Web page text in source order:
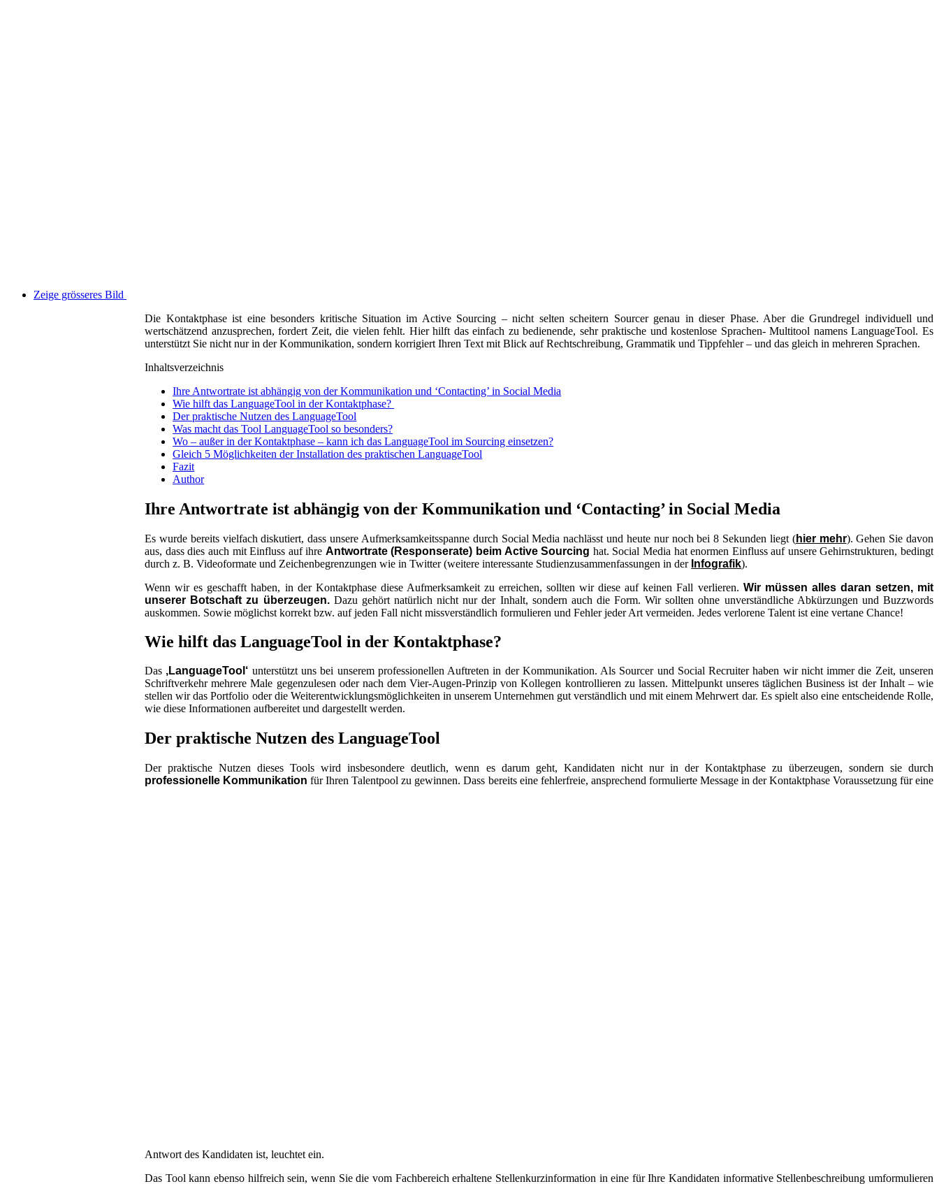
Zeige grösseres Bild
Die Kontaktphase ist eine besonders kritische Situation im Active Sourcing – nicht selten scheitern Sourcer genau in dieser Phase. Aber die Grundregel individuell und
wertschätzend anzusprechen, fordert Zeit, die vielen fehlt. Hier hilft das einfach zu bedienende, sehr praktische und kostenlose Sprachen- Multitool namens LanguageTool. Es
unterstützt Sie nicht nur in der Kommunikation, sondern korrigiert Ihren Text mit Blick auf Rechtschreibung, Grammatik und Tippfehler – und das gleich in mehreren Sprachen.
Inhaltsverzeichnis
Ihre Antwortrate ist abhängig von der Kommunikation und ‘Contacting’ in Social Media
Wie hilft das LanguageTool in der Kontaktphase?
Der praktische Nutzen des LanguageTool
Was macht das Tool LanguageTool so besonders?
Wo – außer in der Kontaktphase – kann ich das LanguageTool im Sourcing einsetzen?
Gleich 5 Möglichkeiten der Installation des praktischen LanguageTool
Fazit
Author
Ihre Antwortrate ist abhängig von der Kommunikation und ‘Contacting’ in Social Media
Es wurde bereits vielfach diskutiert, dass unsere Aufmerksamkeitsspanne durch Social Media nachlässt und heute nur noch bei 8 Sekunden liegt (hier mehr). Gehen Sie davon
aus, dass dies auch mit Einfluss auf ihre Antwortrate (Responserate) beim Active Sourcing hat. Social Media hat enormen Einfluss auf unsere Gehirnstrukturen, bedingt
durch z. B. Videoformate und Zeichenbegrenzungen wie in Twitter (weitere interessante Studienzusammenfassungen in der Infografik).
Wenn wir es geschafft haben, in der Kontaktphase diese Aufmerksamkeit zu erreichen, sollten wir diese auf keinen Fall verlieren. Wir müssen alles daran setzen, mit
unserer Botschaft zu überzeugen. Dazu gehört natürlich nicht nur der Inhalt, sondern auch die Form. Wir sollten ohne unverständliche Abkürzungen und Buzzwords
auskommen. Sowie möglichst korrekt bzw. auf jeden Fall nicht missverständlich formulieren und Fehler jeder Art vermeiden. Jedes verlorene Talent ist eine vertane Chance!
Wie hilft das LanguageTool in der Kontaktphase?
Das ‚LanguageTool‘ unterstützt uns bei unserem professionellen Auftreten in der Kommunikation. Als Sourcer und Social Recruiter haben wir nicht immer die Zeit, unseren
Schriftverkehr mehrere Male gegenzulesen oder nach dem Vier-Augen-Prinzip von Kollegen kontrollieren zu lassen. Mittelpunkt unseres täglichen Business ist der Inhalt – wie
stellen wir das Portfolio oder die Weiterentwicklungsmöglichkeiten in unserem Unternehmen gut verständlich und mit einem Mehrwert dar. Es spielt also eine entscheidende Rolle,
wie diese Informationen aufbereitet und dargestellt werden.
Der praktische Nutzen des LanguageTool
Der praktische Nutzen dieses Tools wird insbesondere deutlich, wenn es darum geht, Kandidaten nicht nur in der Kontaktphase zu überzeugen, sondern sie durch
professionelle Kommunikationfür Ihren Talentpool zu gewinnen. Dass bereits eine fehlerfreie, ansprechend formulierte Message in der Kontaktphase Voraussetzung für eine
Antwort des Kandidaten ist, leuchtet ein.
Das Tool kann ebenso hilfreich sein, wenn Sie die vom Fachbereich erhaltene Stellenkurzinformation in eine für Ihre Kandidaten informative Stellenbeschreibung umformulieren